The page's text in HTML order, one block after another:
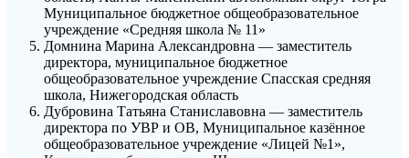
Муниципальное бюджетное общеобразовательное
учреждение «Средняя школа № 11»
Домнина Марина Александровна — заместитель
директора, муниципальное бюджетное
общеобразовательное учреждение Спасская средняя
школа, Нижегородская область
Дубровина Татьяна Станиславовна — заместитель
директора по УВР и ОВ, Муниципальное казённое
общеобразовательное учреждение «Лицей №1»,